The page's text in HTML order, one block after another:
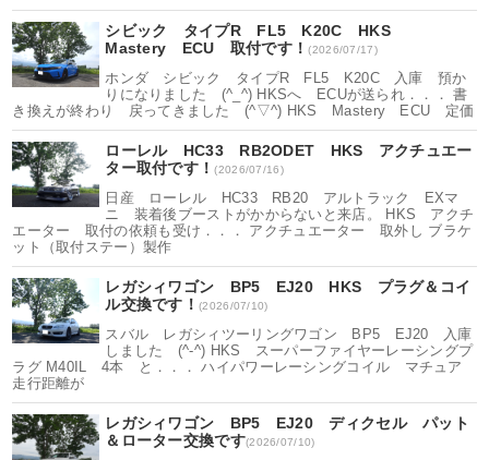
シビック タイプR FL5 K20C HKS
Mastery ECU 取付です！(2026/07/17)
ホンダ シビック タイプR FL5 K20C 入庫 預か
りになりました (^_^) HKSへ ECUが送られ．．． 書
き換えが終わり 戻ってきました (^▽^) HKS Mastery ECU 定価
ローレル HC33 RB2ODET HKS アクチュエー
ター取付です！(2026/07/16)
日産 ローレル HC33 RB20 アルトラック EXマ
ニ 装着後ブーストがかからないと来店。 HKS アクチ
エーター 取付の依頼も受け．．． アクチュエーター 取外し ブラケ
ット（取付ステー）製作
レガシィワゴン BP5 EJ20 HKS プラグ＆コイ
ル交換です！(2026/07/10)
スバル レガシィツーリングワゴン BP5 EJ20 入庫
しました (^-^) HKS スーパーファイヤーレーシングプ
ラグ M40IL 4本 と．．． ハイパワーレーシングコイル マチュア
走行距離が
レガシィワゴン BP5 EJ20 ディクセル パット
＆ローター交換です(2026/07/10)